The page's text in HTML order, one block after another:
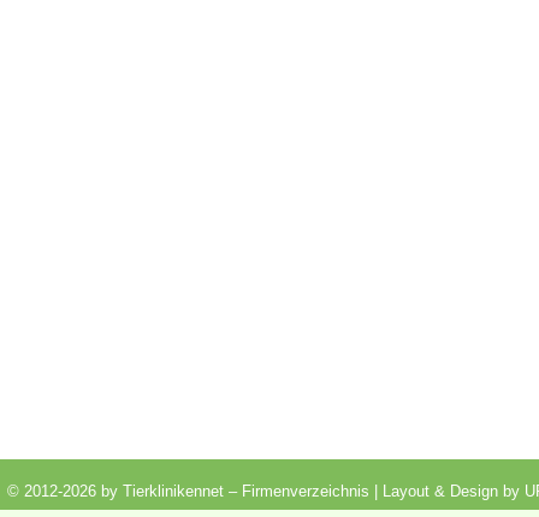
© 2012-2026 by Tierklinikennet – Firmenverzeichnis | Layout & Design by